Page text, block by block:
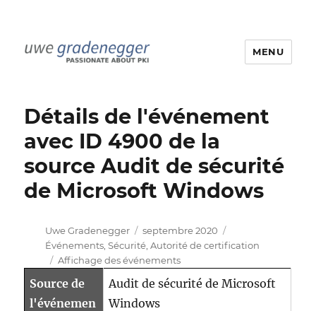
MENU
Détails de l'événement
avec ID 4900 de la
source Audit de sécurité
de Microsoft Windows
Auteur
Uwe Gradenegger
Publié
le
septembre 2020
Événements, Sécurité, Autorité de certification
Étiquettes
Affichage des événements
Source de
l'événemen
Audit de sécurité de Microsoft
Windows